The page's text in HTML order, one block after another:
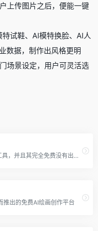
上传图片之后，便能一键
试鞋、AI模特换脸、AI人
数据，制作出风格更明
场景设定，用户可灵活选
和Midjourney一样强大的AI绘画工具，并且其完全免费没有出图数量的限制
出的免费AI绘画创作平台